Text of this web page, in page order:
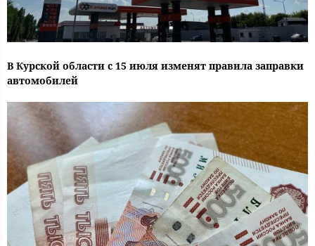
В Курской области с 15 июля изменят правила заправки
автомобилей